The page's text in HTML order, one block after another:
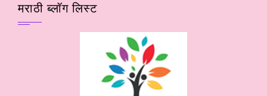
मराठी ब्लॉग लिस्ट